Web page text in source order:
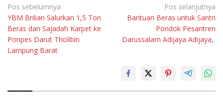
Navigasi
pos
Pos sebelumnya
YBM Brilian Salurkan 1,5 Ton
Beras dan Sajadah Karpet ke
Ponpes Darut Tholibin
Lampung Barat
Pos selanjutnya
Bantuan Beras untuk Santri
Pondok Pesantren
Darussalam Adijaya Adijaya,